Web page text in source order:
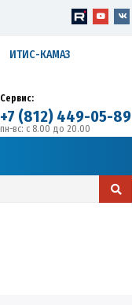
ИТИС-КАМАЗ
Сервис:
+7 (812) 449-05-89
пн-вс: с 8.00 до 20.00